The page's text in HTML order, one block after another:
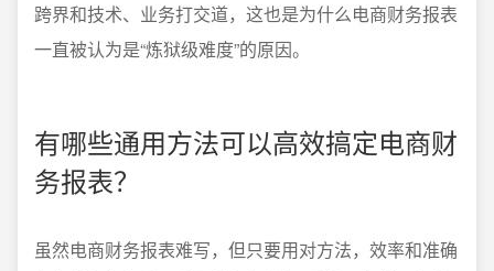
跨界和技术、业务打交道，这也是为什么电商财务报表
一直被认为是“炼狱级难度”的原因。
有哪些通用方法可以高效搞定电商财
务报表？
虽然电商财务报表难写，但只要用对方法，效率和准确